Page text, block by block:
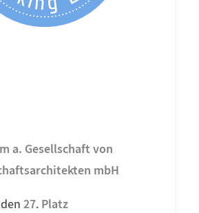
a. Gesellschaft von
mbH
27. Platz